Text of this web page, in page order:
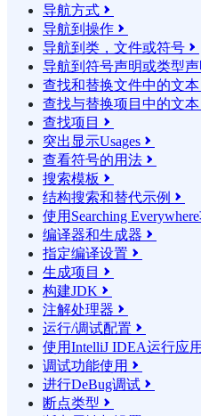
导航方式 
导航到操作 
导航到类，文件或符号 
导航到符号声明或类型声
查找和替换文件中的文本
查找与替换项目中的文本
查找项目 
突出显示Usages 
查看符号的用法 
搜索模板 
结构搜索和替代示例 
使用Searching
编译器和生成器 
指定编译设置 
生成项目 
构建JDK 
注解处理器 
运行/调试配置 
使用IntelliJ IDEA运行应
调试功能使用 
进行DeBug调试 
断点类型 